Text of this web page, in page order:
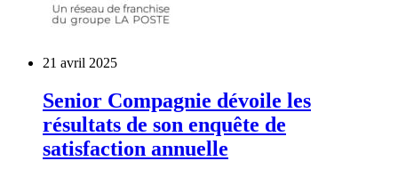
21 avril 2025
Senior Compagnie dévoile les
résultats de son enquête de
satisfaction annuelle